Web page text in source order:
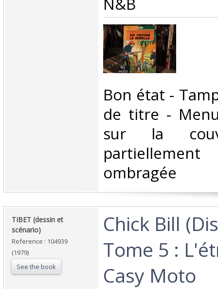
‎Bon état -
de titre -
sur la
ombragée ‎
‎TIBET (dessin et
scénario)‎
Reference : 104939
(1979)
See the book
‎Chick Bill
Tome 5 :
Casy Moto‎